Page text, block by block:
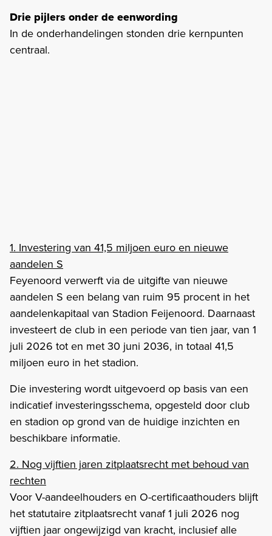
Drie pijlers onder de eenwording
In de onderhandelingen stonden drie kernpunten
centraal.
1. Investering van 41,5 miljoen euro en nieuwe
aandelen S
Feyenoord verwerft via de uitgifte van nieuwe
aandelen S een belang van ruim 95 procent in het
aandelenkapitaal van Stadion Feijenoord. Daarnaast
investeert de club in een periode van tien jaar, van 1
juli 2026 tot en met 30 juni 2036, in totaal 41,5
miljoen euro in het stadion.
Die investering wordt uitgevoerd op basis van een
indicatief investeringsschema, opgesteld door club
en stadion op grond van de huidige inzichten en
beschikbare informatie.
2. Nog vijftien jaren zitplaatsrecht met behoud van
rechten
Voor V-aandeelhouders en O-certificaathouders blijft
het statutaire zitplaatsrecht vanaf 1 juli 2026 nog
vijftien jaar ongewijzigd van kracht, inclusief alle